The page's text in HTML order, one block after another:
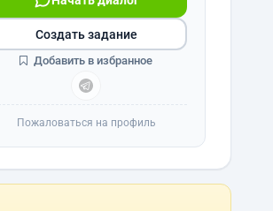
Создать задание
Добавить в избранное
Пожаловаться на профиль